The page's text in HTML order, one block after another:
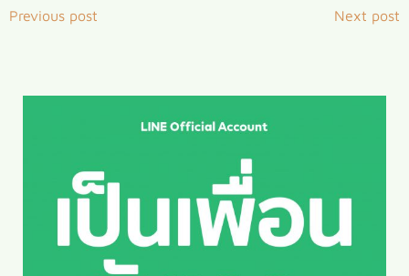
Post
Previous post Next post